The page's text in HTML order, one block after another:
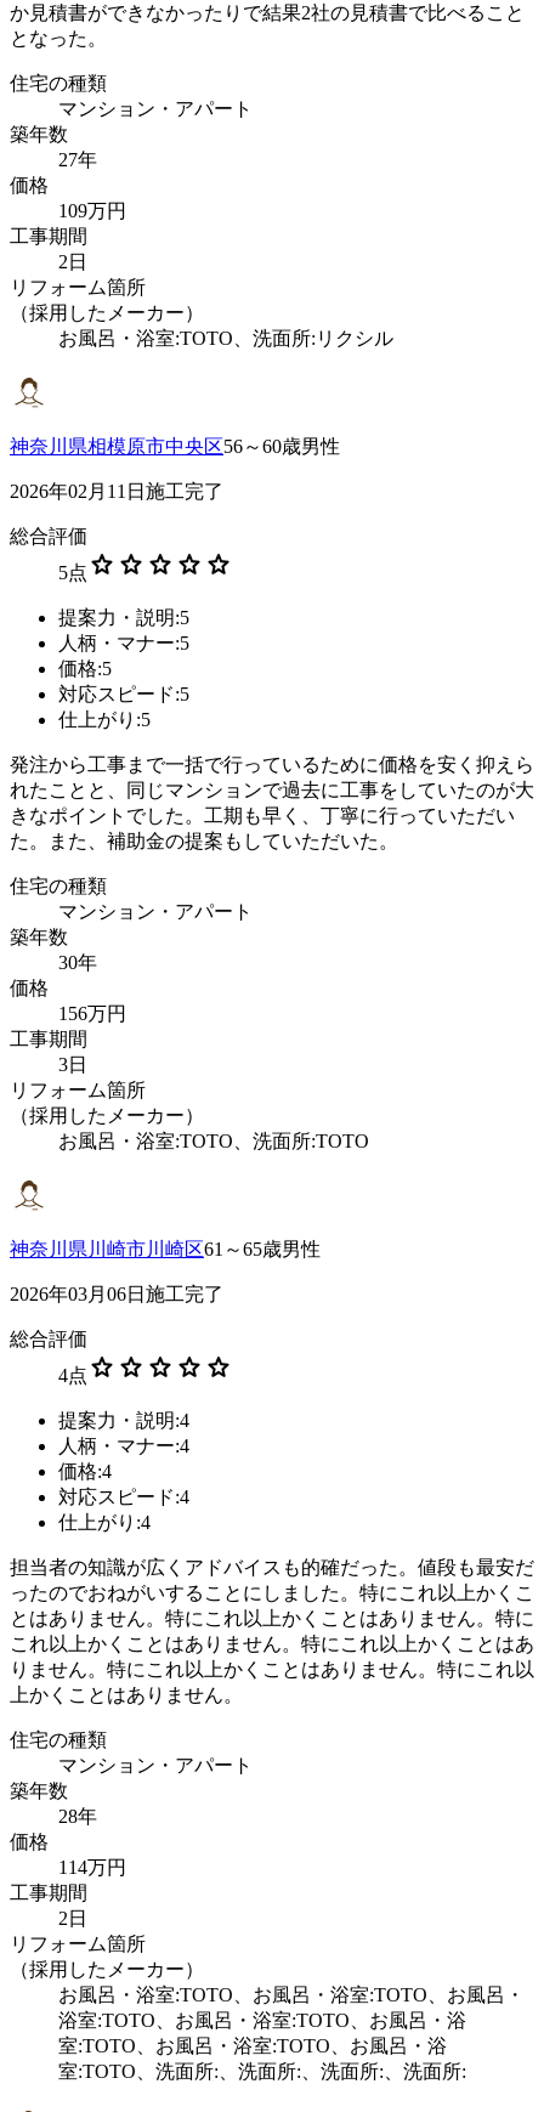
か見積書ができなかったりで結果2社の見積書で比べること
となった。
住宅の種類
マンション・アパート
築年数
27年
価格
109万円
工事期間
2日
リフォーム箇所
（採用したメーカー）
お風呂・浴室:TOTO、洗面所:リクシル
神奈川県相模原市中央区56～60歳男性
2026年02月11日施工完了
総合評価
5点 star star star star star
提案力・説明:5
人柄・マナー:5
価格:5
対応スピード:5
仕上がり:5
発注から工事まで一括で行っているために価格を安く抑えら
れたことと、同じマンションで過去に工事をしていたのが大
きなポイントでした。工期も早く、丁寧に行っていただい
た。また、補助金の提案もしていただいた。
住宅の種類
マンション・アパート
築年数
30年
価格
156万円
工事期間
3日
リフォーム箇所
（採用したメーカー）
お風呂・浴室:TOTO、洗面所:TOTO
神奈川県川崎市川崎区61～65歳男性
2026年03月06日施工完了
総合評価
4点 star star star star star
提案力・説明:4
人柄・マナー:4
価格:4
対応スピード:4
仕上がり:4
担当者の知識が広くアドバイスも的確だった。値段も最安だ
ったのでおねがいすることにしました。特にこれ以上かくこ
とはありません。特にこれ以上かくことはありません。特に
これ以上かくことはありません。特にこれ以上かくことはあ
りません。特にこれ以上かくことはありません。特にこれ以
上かくことはありません。
住宅の種類
マンション・アパート
築年数
28年
価格
114万円
工事期間
2日
リフォーム箇所
（採用したメーカー）
お風呂・浴室:TOTO、お風呂・浴室:TOTO、お風呂・
浴室:TOTO、お風呂・浴室:TOTO、お風呂・浴
室:TOTO、お風呂・浴室:TOTO、お風呂・浴
室:TOTO、洗面所:、洗面所:、洗面所:、洗面所: